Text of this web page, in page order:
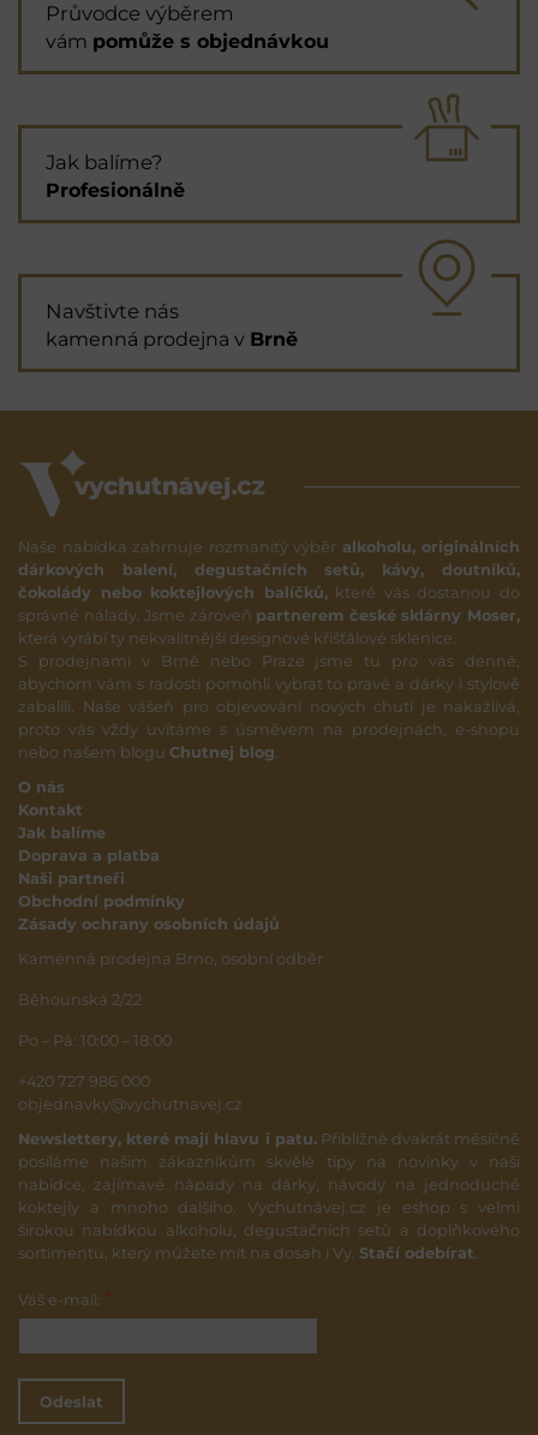
Průvodce výběrem
vám pomůže s objednávkou
Jak balíme?
Profesionálně
Navštivte nás
kamenná prodejna v Brně
Naše nabídka zahrnuje rozmanitý výběr alkoholu, originálních
dárkových balení, degustačních setů, kávy, doutníků,
čokolády nebo koktejlových balíčků,které vás dostanou do
správné nálady. Jsme zároveň partnerem české sklárny Moser,
která vyrábí ty nekvalitnější designové křišťálové sklenice.
S prodejnami v Brně nebo Praze jsme tu pro vás denně,
abychom vám s radostí pomohli vybrat to pravé a dárky i stylově
zabalili. Naše vášeň pro objevování nových chutí je nakažlivá,
proto vás vždy uvítáme s úsměvem na prodejnách, e-shopu
nebo našem blogu Chutnej blog.
O nás
Kontakt
Jak balíme
Doprava a platba
Naši partneři
Obchodní podmínky
Zásady ochrany osobních údajů
Kamenná prodejna Brno, osobní odběr
Běhounská 2/22
Po – Pá: 10:00 – 18:00
+420 727 986 000
objednavky@vychutnavej.cz
Newslettery, které mají hlavu i patu.Přibližně dvakrát měsíčně
posíláme našim zákazníkům skvělé tipy na novinky v naší
nabídce, zajímavé nápady na dárky, návody na jednoduché
koktejly a mnoho dalšího. Vychutnávej.cz je eshop s velmi
širokou nabídkou alkoholu, degustačních setů a doplňkového
sortimentu, který můžete mít na dosah i Vy. Stačí odebírat.
Váš e-mail:
Odeslat